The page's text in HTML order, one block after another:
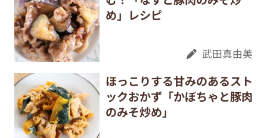
め」レシピ
武田真由美
ほっこりする甘みのあるスト
ックおかず「かぼちゃと豚肉
のみそ炒め」